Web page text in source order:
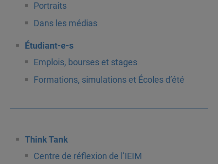
Portraits
Dans les médias
Étudiant-e-s
Emplois, bourses et stages
Formations, simulations et Écoles d’été
Think Tank
Centre de réflexion de l’IEIM